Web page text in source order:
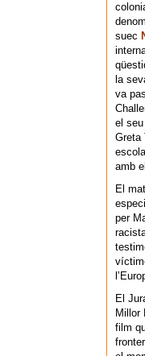
suec
la
va
el
Greta
amb
El
per
El
Millor
film